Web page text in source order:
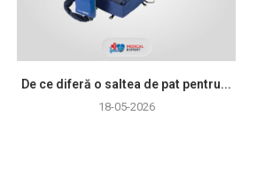
De ce diferă o saltea de pat pentru...
18-05-2026